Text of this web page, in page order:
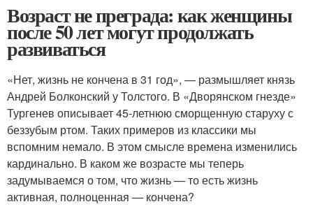
Возраст не преграда: как женщины
после 50 лет могут продолжать
развиваться
«Нет, жизнь не кончена в 31 год», — размышляет князь
Андрей Болконский у Толстого. В «Дворянском гнезде»
Тургенев описывает 45-летнюю сморщенную старуху с
беззубым ртом. Таких примеров из классики мы
вспомним немало. В этом смысле времена изменились
кардинально. В каком же возрасте мы теперь
задумываемся о том, что жизнь — то есть жизнь
активная, полноценная — кончена?